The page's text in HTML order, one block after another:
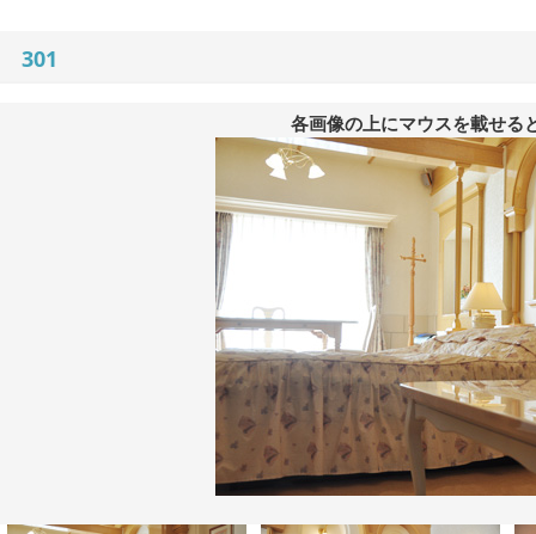
301
各画像の上にマウスを載せる